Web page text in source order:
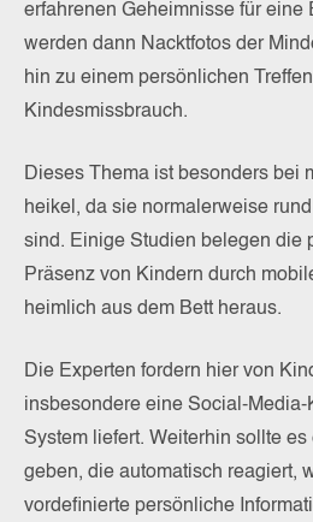
erfahrenen Geheimnisse für eine
werden dann Nacktfotos der
hin zu einem persönlichen
Kindesmissbrauch.
Dieses Thema ist besonders bei
heikel, da sie normalerweise
sind. Einige Studien belegen die
Präsenz von Kindern durch
heimlich aus dem Bett heraus.
Die Experten fordern hier von
insbesondere eine Social-
System liefert. Weiterhin sollte
geben, die automatisch reagiert,
vordefinierte persönliche